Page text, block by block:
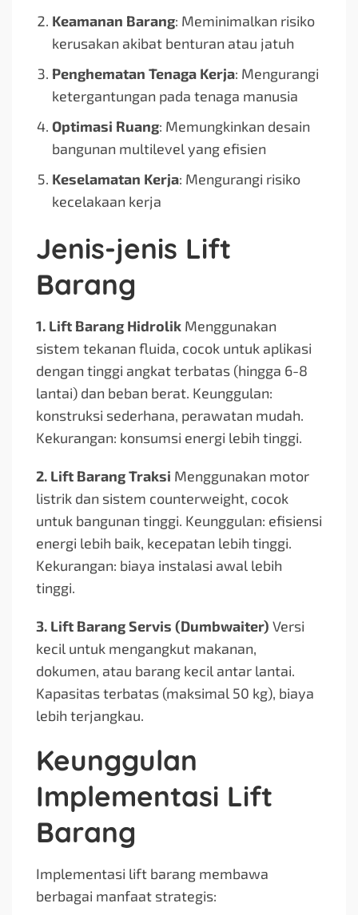
Keamanan Barang: Meminimalkan risiko
kerusakan akibat benturan atau jatuh
Penghematan Tenaga Kerja: Mengurangi
ketergantungan pada tenaga manusia
Optimasi Ruang: Memungkinkan desain
bangunan multilevel yang efisien
Keselamatan Kerja: Mengurangi risiko
kecelakaan kerja
Jenis-jenis Lift
Barang
1. Lift Barang Hidrolik Menggunakan
sistem tekanan fluida, cocok untuk aplikasi
dengan tinggi angkat terbatas (hingga 6-8
lantai) dan beban berat. Keunggulan:
konstruksi sederhana, perawatan mudah.
Kekurangan: konsumsi energi lebih tinggi.
2. Lift Barang Traksi Menggunakan motor
listrik dan sistem counterweight, cocok
untuk bangunan tinggi. Keunggulan: efisiensi
energi lebih baik, kecepatan lebih tinggi.
Kekurangan: biaya instalasi awal lebih
tinggi.
3. Lift Barang Servis (Dumbwaiter) Versi
kecil untuk mengangkut makanan,
dokumen, atau barang kecil antar lantai.
Kapasitas terbatas (maksimal 50 kg), biaya
lebih terjangkau.
Keunggulan
Implementasi Lift
Barang
Implementasi lift barang membawa
berbagai manfaat strategis: